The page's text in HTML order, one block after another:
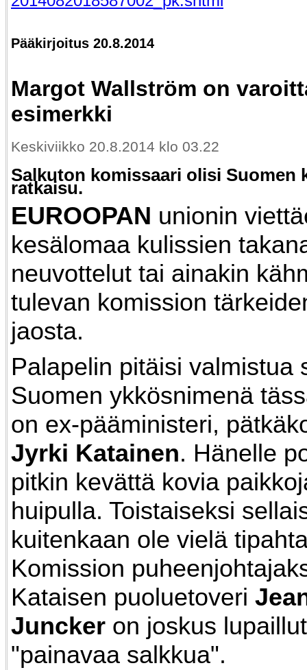
Pääkirjoitus 20.8.2014
Margot Wallström on
esimerkki
Keskiviikko 20.8.2014 klo 03.22
Salkuton komissaari olisi Suomen
ratkaisu.
EUROOPAN unionin
kesälomaa kulissien
neuvottelut tai ainakin
tulevan komission
jaosta.
Palapelin pitäisi valmistua
Suomen ykkösnimenä
on ex-pääministeri,
Jyrki Katainen. Hänelle
pitkin kevättä kovia
huipulla. Toistaiseksi
kuitenkaan ole vielä
Komission
Kataisen puoluetoveri
Juncker on joskus
"painavaa salkkua".